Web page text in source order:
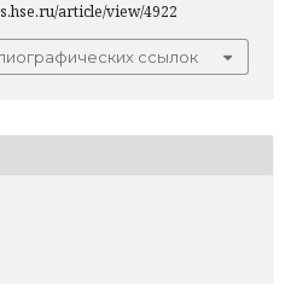
article/view/4922
ссылок